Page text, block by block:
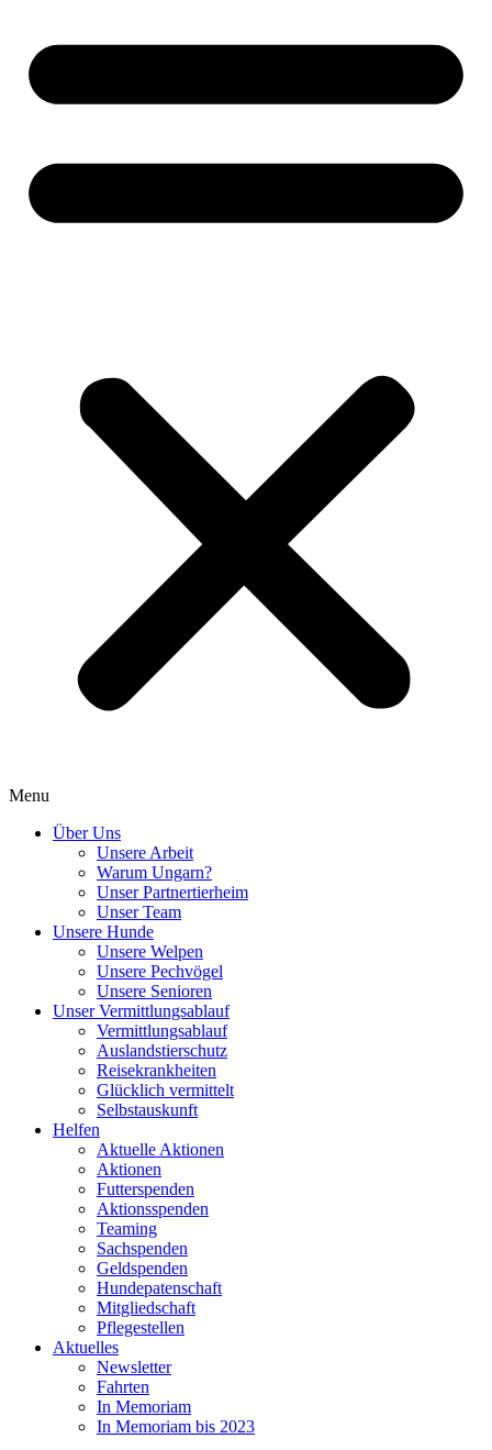
Menu
Über Uns
Unsere Arbeit
Warum Ungarn?
Unser Partnertierheim
Unser Team
Unsere Hunde
Unsere Welpen
Unsere Pechvögel
Unsere Senioren
Unser Vermittlungsablauf
Vermittlungsablauf
Auslandstierschutz
Reisekrankheiten
Glücklich vermittelt
Selbstauskunft
Helfen
Aktuelle Aktionen
Aktionen
Futterspenden
Aktionsspenden
Teaming
Sachspenden
Geldspenden
Hundepatenschaft
Mitgliedschaft
Pflegestellen
Aktuelles
Newsletter
Fahrten
In Memoriam
In Memoriam bis 2023